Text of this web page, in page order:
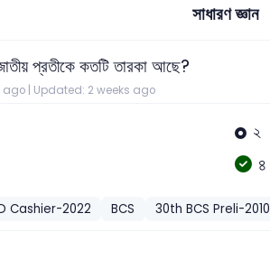
সাধারণ জ্ঞান
প্রতীকে কতটি তারকা আছে?
| Updated: 2 weeks ago
২
৪
Cashier-2022 BCS 30th BCS Preli-2010